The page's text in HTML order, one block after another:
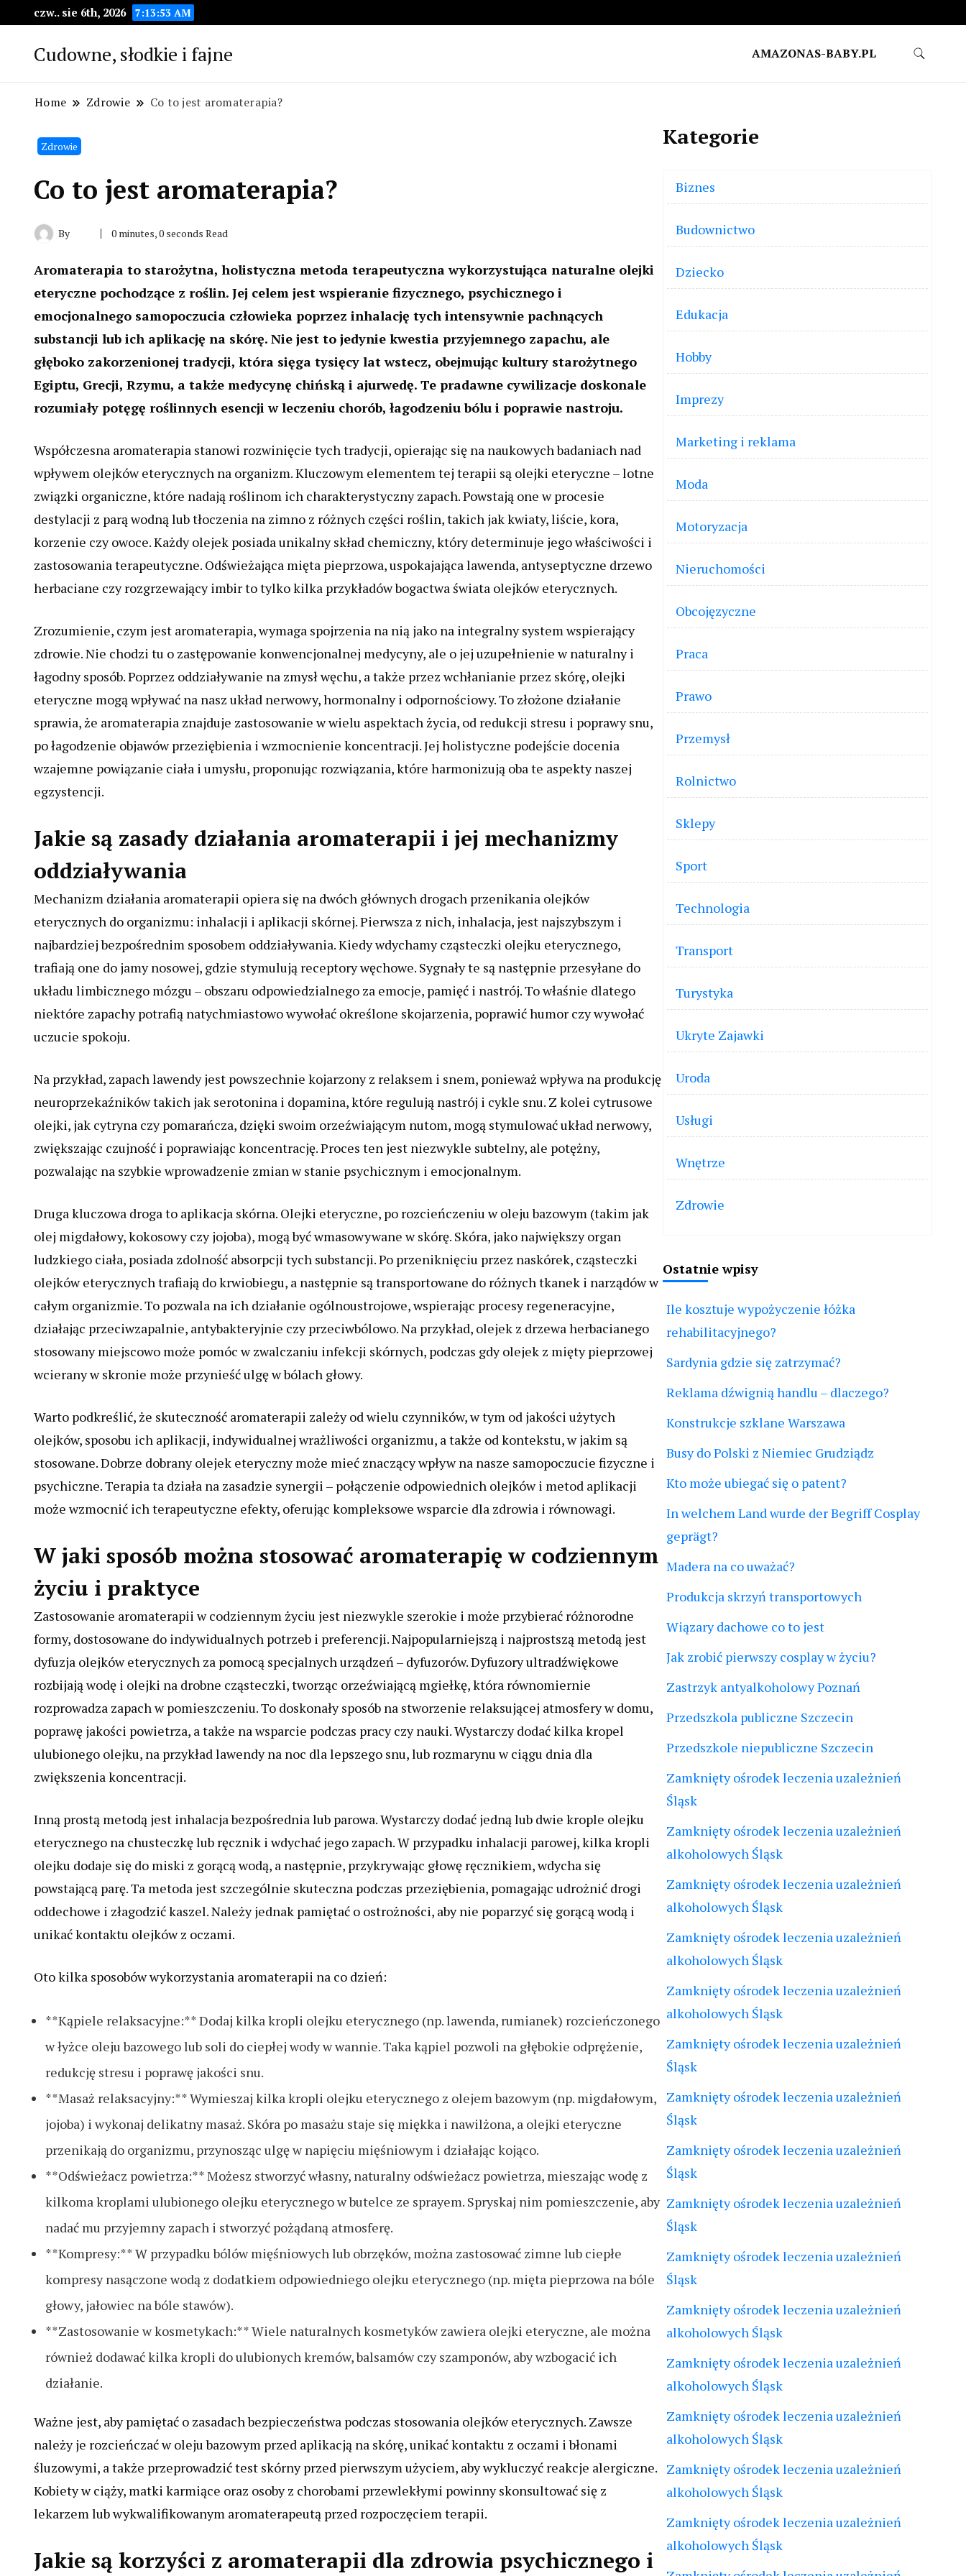
czw.. sie 6th, 2026 7:13:54 AM
Cudowne, słodkie i fajne AMAZONAS-BABY.PL
Home Zdrowie Co to jest aromaterapia?
Zdrowie
Co to jest aromaterapia?
By 0 minutes, 0 seconds Read
Aromaterapia to starożytna, holistyczna metoda terapeutyczna wykorzystująca naturalne olejki
eteryczne pochodzące z roślin. Jej celem jest wspieranie fizycznego, psychicznego i
emocjonalnego samopoczucia człowieka poprzez inhalację tych intensywnie pachnących
substancji lub ich aplikację na skórę. Nie jest to jedynie kwestia przyjemnego zapachu, ale
głęboko zakorzenionej tradycji, która sięga tysięcy lat wstecz, obejmując kultury starożytnego
Egiptu, Grecji, Rzymu, a także medycynę chińską i ajurwedę. Te pradawne cywilizacje doskonale
rozumiały potęgę roślinnych esencji w leczeniu chorób, łagodzeniu bólu i poprawie nastroju.
Współczesna aromaterapia stanowi rozwinięcie tych tradycji, opierając się na naukowych badaniach nad
wpływem olejków eterycznych na organizm. Kluczowym elementem tej terapii są olejki eteryczne – lotne
związki organiczne, które nadają roślinom ich charakterystyczny zapach. Powstają one w procesie
destylacji z parą wodną lub tłoczenia na zimno z różnych części roślin, takich jak kwiaty, liście, kora,
korzenie czy owoce. Każdy olejek posiada unikalny skład chemiczny, który determinuje jego właściwości i
zastosowania terapeutyczne. Odświeżająca mięta pieprzowa, uspokajająca lawenda, antyseptyczne drzewo
herbaciane czy rozgrzewający imbir to tylko kilka przykładów bogactwa świata olejków eterycznych.
Zrozumienie, czym jest aromaterapia, wymaga spojrzenia na nią jako na integralny system wspierający
zdrowie. Nie chodzi tu o zastępowanie konwencjonalnej medycyny, ale o jej uzupełnienie w naturalny i
łagodny sposób. Poprzez oddziaływanie na zmysł węchu, a także przez wchłanianie przez skórę, olejki
eteryczne mogą wpływać na nasz układ nerwowy, hormonalny i odpornościowy. To złożone działanie
sprawia, że aromaterapia znajduje zastosowanie w wielu aspektach życia, od redukcji stresu i poprawy snu,
po łagodzenie objawów przeziębienia i wzmocnienie koncentracji. Jej holistyczne podejście docenia
wzajemne powiązanie ciała i umysłu, proponując rozwiązania, które harmonizują oba te aspekty naszej
egzystencji.
Jakie są zasady działania aromaterapii i jej mechanizmy
oddziaływania
Mechanizm działania aromaterapii opiera się na dwóch głównych drogach przenikania olejków
eterycznych do organizmu: inhalacji i aplikacji skórnej. Pierwsza z nich, inhalacja, jest najszybszym i
najbardziej bezpośrednim sposobem oddziaływania. Kiedy wdychamy cząsteczki olejku eterycznego,
trafiają one do jamy nosowej, gdzie stymulują receptory węchowe. Sygnały te są następnie przesyłane do
układu limbicznego mózgu – obszaru odpowiedzialnego za emocje, pamięć i nastrój. To właśnie dlatego
niektóre zapachy potrafią natychmiastowo wywołać określone skojarzenia, poprawić humor czy wywołać
uczucie spokoju.
Na przykład, zapach lawendy jest powszechnie kojarzony z relaksem i snem, ponieważ wpływa na produkcję
neuroprzekaźników takich jak serotonina i dopamina, które regulują nastrój i cykle snu. Z kolei cytrusowe
olejki, jak cytryna czy pomarańcza, dzięki swoim orzeźwiającym nutom, mogą stymulować układ nerwowy,
zwiększając czujność i poprawiając koncentrację. Proces ten jest niezwykle subtelny, ale potężny,
pozwalając na szybkie wprowadzenie zmian w stanie psychicznym i emocjonalnym.
Druga kluczowa droga to aplikacja skórna. Olejki eteryczne, po rozcieńczeniu w oleju bazowym (takim jak
olej migdałowy, kokosowy czy jojoba), mogą być wmasowywane w skórę. Skóra, jako największy organ
ludzkiego ciała, posiada zdolność absorpcji tych substancji. Po przeniknięciu przez naskórek, cząsteczki
olejków eterycznych trafiają do krwiobiegu, a następnie są transportowane do różnych tkanek i narządów w
całym organizmie. To pozwala na ich działanie ogólnoustrojowe, wspierając procesy regeneracyjne,
działając przeciwzapalnie, antybakteryjnie czy przeciwbólowo. Na przykład, olejek z drzewa herbacianego
stosowany miejscowo może pomóc w zwalczaniu infekcji skórnych, podczas gdy olejek z mięty pieprzowej
wcierany w skronie może przynieść ulgę w bólach głowy.
Warto podkreślić, że skuteczność aromaterapii zależy od wielu czynników, w tym od jakości użytych
olejków, sposobu ich aplikacji, indywidualnej wrażliwości organizmu, a także od kontekstu, w jakim są
stosowane. Dobrze dobrany olejek eteryczny może mieć znaczący wpływ na nasze samopoczucie fizyczne i
psychiczne. Terapia ta działa na zasadzie synergii – połączenie odpowiednich olejków i metod aplikacji
może wzmocnić ich terapeutyczne efekty, oferując kompleksowe wsparcie dla zdrowia i równowagi.
W jaki sposób można stosować aromaterapię w codziennym
życiu i praktyce
Zastosowanie aromaterapii w codziennym życiu jest niezwykle szerokie i może przybierać różnorodne
formy, dostosowane do indywidualnych potrzeb i preferencji. Najpopularniejszą i najprostszą metodą jest
dyfuzja olejków eterycznych za pomocą specjalnych urządzeń – dyfuzorów. Dyfuzory ultradźwiękowe
rozbijają wodę i olejki na drobne cząsteczki, tworząc orzeźwiającą mgiełkę, która równomiernie
rozprowadza zapach w pomieszczeniu. To doskonały sposób na stworzenie relaksującej atmosfery w domu,
poprawę jakości powietrza, a także na wsparcie podczas pracy czy nauki. Wystarczy dodać kilka kropel
ulubionego olejku, na przykład lawendy na noc dla lepszego snu, lub rozmarynu w ciągu dnia dla
zwiększenia koncentracji.
Inną prostą metodą jest inhalacja bezpośrednia lub parowa. Wystarczy dodać jedną lub dwie krople olejku
eterycznego na chusteczkę lub ręcznik i wdychać jego zapach. W przypadku inhalacji parowej, kilka kropli
olejku dodaje się do miski z gorącą wodą, a następnie, przykrywając głowę ręcznikiem, wdycha się
powstającą parę. Ta metoda jest szczególnie skuteczna podczas przeziębienia, pomagając udrożnić drogi
oddechowe i złagodzić kaszel. Należy jednak pamiętać o ostrożności, aby nie poparzyć się gorącą wodą i
unikać kontaktu olejków z oczami.
Oto kilka sposobów wykorzystania aromaterapii na co dzień:
**Kąpiele relaksacyjne:** Dodaj kilka kropli olejku eterycznego (np. lawenda, rumianek) rozcieńczonego
w łyżce oleju bazowego lub soli do ciepłej wody w wannie. Taka kąpiel pozwoli na głębokie odprężenie,
redukcję stresu i poprawę jakości snu.
**Masaż relaksacyjny:** Wymieszaj kilka kropli olejku eterycznego z olejem bazowym (np. migdałowym,
jojoba) i wykonaj delikatny masaż. Skóra po masażu staje się miękka i nawilżona, a olejki eteryczne
przenikają do organizmu, przynosząc ulgę w napięciu mięśniowym i działając kojąco.
**Odświeżacz powietrza:** Możesz stworzyć własny, naturalny odświeżacz powietrza, mieszając wodę z
kilkoma kroplami ulubionego olejku eterycznego w butelce ze sprayem. Spryskaj nim pomieszczenie, aby
nadać mu przyjemny zapach i stworzyć pożądaną atmosferę.
**Kompresy:** W przypadku bólów mięśniowych lub obrzęków, można zastosować zimne lub ciepłe
kompresy nasączone wodą z dodatkiem odpowiedniego olejku eterycznego (np. mięta pieprzowa na bóle
głowy, jałowiec na bóle stawów).
**Zastosowanie w kosmetykach:** Wiele naturalnych kosmetyków zawiera olejki eteryczne, ale można
również dodawać kilka kropli do ulubionych kremów, balsamów czy szamponów, aby wzbogacić ich
działanie.
Ważne jest, aby pamiętać o zasadach bezpieczeństwa podczas stosowania olejków eterycznych. Zawsze
należy je rozcieńczać w oleju bazowym przed aplikacją na skórę, unikać kontaktu z oczami i błonami
śluzowymi, a także przeprowadzić test skórny przed pierwszym użyciem, aby wykluczyć reakcje alergiczne.
Kobiety w ciąży, matki karmiące oraz osoby z chorobami przewlekłymi powinny skonsultować się z
lekarzem lub wykwalifikowanym aromaterapeutą przed rozpoczęciem terapii.
Jakie są korzyści z aromaterapii dla zdrowia psychicznego i
Kategorie
Biznes
Budownictwo
Dziecko
Edukacja
Hobby
Imprezy
Marketing i reklama
Moda
Motoryzacja
Nieruchomości
Obcojęzyczne
Praca
Prawo
Przemysł
Rolnictwo
Sklepy
Sport
Technologia
Transport
Turystyka
Ukryte Zajawki
Uroda
Usługi
Wnętrze
Zdrowie
Ostatnie wpisy
Ile kosztuje wypożyczenie łóżka
rehabilitacyjnego?
Sardynia gdzie się zatrzymać?
Reklama dźwignią handlu – dlaczego?
Konstrukcje szklane Warszawa
Busy do Polski z Niemiec Grudziądz
Kto może ubiegać się o patent?
In welchem Land wurde der Begriff Cosplay
geprägt?
Madera na co uważać?
Produkcja skrzyń transportowych
Wiązary dachowe co to jest
Jak zrobić pierwszy cosplay w życiu?
Zastrzyk antyalkoholowy Poznań
Przedszkola publiczne Szczecin
Przedszkole niepubliczne Szczecin
Zamknięty ośrodek leczenia uzależnień
Śląsk
Zamknięty ośrodek leczenia uzależnień
alkoholowych Śląsk
Zamknięty ośrodek leczenia uzależnień
alkoholowych Śląsk
Zamknięty ośrodek leczenia uzależnień
alkoholowych Śląsk
Zamknięty ośrodek leczenia uzależnień
alkoholowych Śląsk
Zamknięty ośrodek leczenia uzależnień
Śląsk
Zamknięty ośrodek leczenia uzależnień
Śląsk
Zamknięty ośrodek leczenia uzależnień
Śląsk
Zamknięty ośrodek leczenia uzależnień
Śląsk
Zamknięty ośrodek leczenia uzależnień
Śląsk
Zamknięty ośrodek leczenia uzależnień
alkoholowych Śląsk
Zamknięty ośrodek leczenia uzależnień
alkoholowych Śląsk
Zamknięty ośrodek leczenia uzależnień
alkoholowych Śląsk
Zamknięty ośrodek leczenia uzależnień
alkoholowych Śląsk
Zamknięty ośrodek leczenia uzależnień
alkoholowych Śląsk